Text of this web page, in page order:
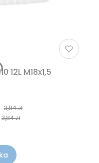
12L M18x1,5
3,84 zł
3,84 zł